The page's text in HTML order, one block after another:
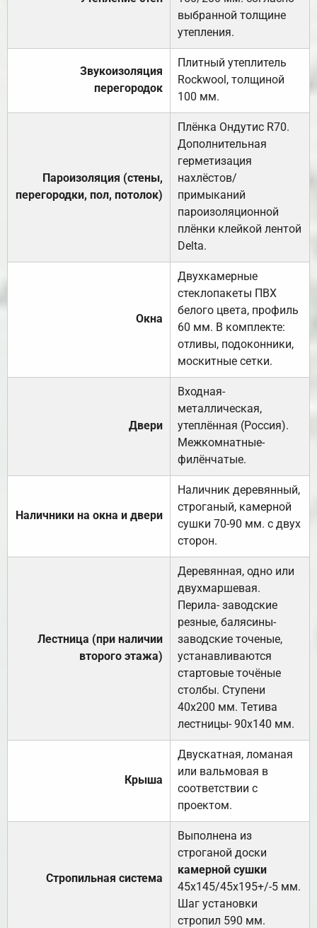
выбранной толщине
утепления.
Звукоизоляция
перегородок
Плитный утеплитель
Rockwool, толщиной
100 мм.
Пароизоляция (стены,
перегородки, пол, потолок)
Плёнка Ондутис R70.
Дополнительная
герметизация
нахлёстов/
примыканий
пароизоляционной
плёнки клейкой лентой
Delta.
Окна
Двухкамерные
стеклопакеты ПВХ
белого цвета, профиль
60 мм. В комплекте:
отливы, подоконники,
москитные сетки.
Двери
Входная-
металлическая,
утеплённая (Россия).
Межкомнатные-
филёнчатые.
Наличники на окна и двери
Наличник деревянный,
строганый, камерной
сушки 70-90 мм. с двух
сторон.
Лестница (при наличии
второго этажа)
Деревянная, одно или
двухмаршевая.
Перила- заводские
резные, балясины-
заводские точеные,
устанавливаются
стартовые точёные
столбы. Ступени
40х200 мм. Тетива
лестницы- 90х140 мм.
Крыша
Двускатная, ломаная
или вальмовая в
соответствии с
проектом.
Стропильная система
Выполнена из
строганой доски
камерной сушки
45х145/45х195+/-5 мм.
Шаг установки
стропил 590 мм.